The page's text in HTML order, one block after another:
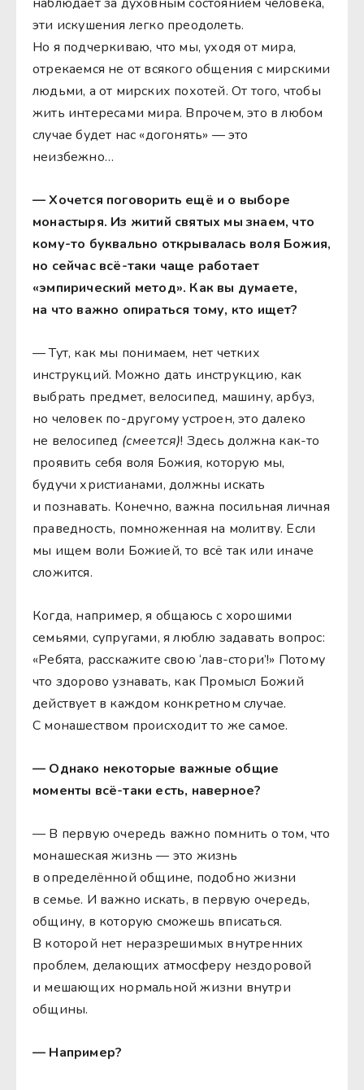
эти искушения легко преодолеть.
Но я подчеркиваю, что мы, уходя от мира,
отрекаемся не от всякого общения с мирскими
людьми, а от мирских похотей. От того, чтобы
жить интересами мира. Впрочем, это в любом
случае будет нас «догонять» — это
неизбежно…
— Хочется поговорить ещё и о выборе
монастыря. Из житий святых мы знаем, что
кому-то буквально открывалась воля Божия,
но сейчас всё-таки чаще работает
«эмпирический метод». Как вы думаете,
на что важно опираться тому, кто ищет?
— Тут, как мы понимаем, нет четких
инструкций. Можно дать инструкцию, как
выбрать предмет, велосипед, машину, арбуз,
но человек по-другому устроен, это далеко
не велосипед (смеется)! Здесь должна как-то
проявить себя воля Божия, которую мы,
будучи христианами, должны искать
и познавать. Конечно, важна посильная личная
праведность, помноженная на молитву. Если
мы ищем воли Божией, то всё так или иначе
сложится.
Когда, например, я общаюсь с хорошими
семьями, супругами, я люблю задавать вопрос:
«Ребята, расскажите свою ‘лав-стори’!» Потому
что здорово узнавать, как Промысл Божий
действует в каждом конкретном случае.
С монашеством происходит то же самое.
— Однако некоторые важные общие
моменты всё-таки есть, наверное?
— В первую очередь важно помнить о том, что
монашеская жизнь — это жизнь
в определённой общине, подобно жизни
в семье. И важно искать, в первую очередь,
общину, в которую сможешь вписаться.
В которой нет неразрешимых внутренних
проблем, делающих атмосферу нездоровой
и мешающих нормальной жизни внутри
общины.
— Например?